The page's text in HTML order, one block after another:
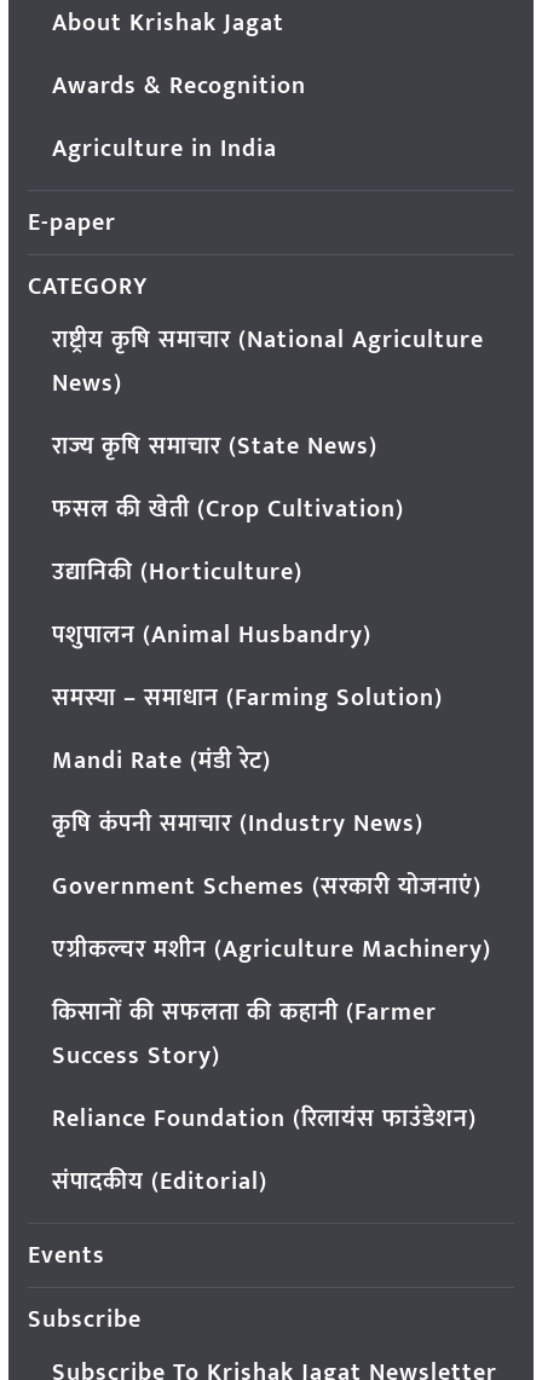
About Krishak Jagat
Awards & Recognition
Agriculture in India
E-paper
CATEGORY
राष्ट्रीय कृषि समाचार (National Agriculture
News)
राज्य कृषि समाचार (State News)
फसल की खेती (Crop Cultivation)
उद्यानिकी (Horticulture)
पशुपालन (Animal Husbandry)
समस्या – समाधान (Farming Solution)
Mandi Rate (मंडी रेट)
कृषि कंपनी समाचार (Industry News)
Government Schemes (सरकारी योजनाएं)
एग्रीकल्चर मशीन (Agriculture Machinery)
किसानों की सफलता की कहानी (Farmer
Success Story)
Reliance Foundation (रिलायंस फाउंडेशन)
संपादकीय (Editorial)
Events
Subscribe